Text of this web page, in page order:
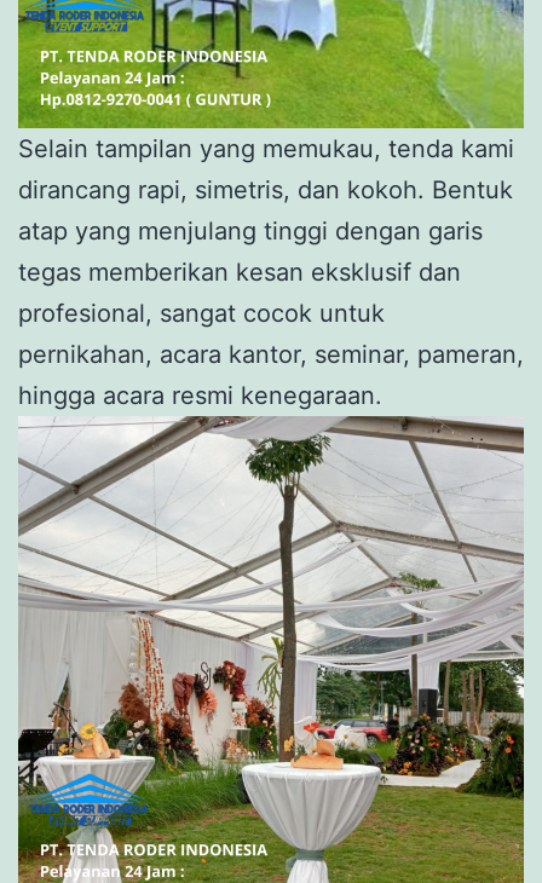
Selain tampilan yang memukau, tenda kami
dirancang rapi, simetris, dan kokoh. Bentuk
atap yang menjulang tinggi dengan garis
tegas memberikan kesan eksklusif dan
profesional, sangat cocok untuk
pernikahan, acara kantor, seminar, pameran,
hingga acara resmi kenegaraan.